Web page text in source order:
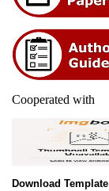
Cooperated with
Download Template